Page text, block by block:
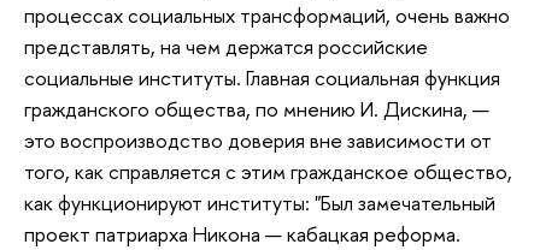
процессах социальных трансформаций, очень важно
представлять, на чем держатся российские
социальные институты. Главная социальная функция
гражданского общества, по мнению И. Дискина, —
это воспроизводство доверия вне зависимости от
того, как справляется с этим гражданское общество,
как функционируют институты: "Был замечательный
проект патриарха Никона — кабацкая реформа.